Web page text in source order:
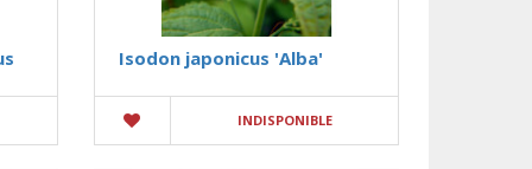
Isodon japonicus 'Alba'
INDISPONIBLE